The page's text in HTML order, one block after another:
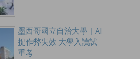
墨西哥國立自治大學｜AI
捉作弊失效 大學入讀試
重考